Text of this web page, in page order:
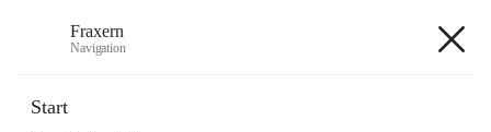
Fraxern
Navigation
Start